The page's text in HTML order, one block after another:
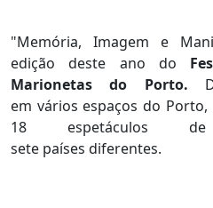
"Memória, Imagem e
edição deste ano do
Marionetas do Porto.
em vários espaços do
18 espetáculos
sete países diferentes.